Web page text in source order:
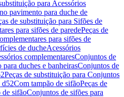
para Acessórios
pavimento para duche de
de substituição para Sifões de
para sifões de paredePeças de
para sifões de
de ducheAcessórios
complementaresConjuntos de
duches e banheirasConjuntos de
Peças de substituição para Conjuntos
d52Com tampão de sifãoPeças de
de sifãoConjuntos de sifões para